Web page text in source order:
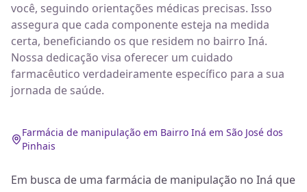
você, seguindo orientações médicas precisas. Isso
assegura que cada componente esteja na medida
certa, beneficiando os que residem no bairro Iná.
Nossa dedicação visa oferecer um cuidado
farmacêutico verdadeiramente específico para a sua
jornada de saúde.
Farmácia de manipulação em Bairro Iná em São José dos
Pinhais
Em busca de uma farmácia de manipulação no Iná que